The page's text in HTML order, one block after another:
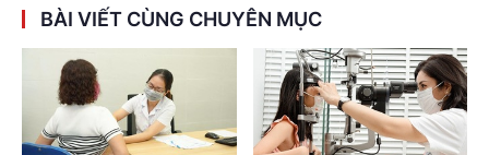
BÀI VIẾT CÙNG CHUYÊN MỤC